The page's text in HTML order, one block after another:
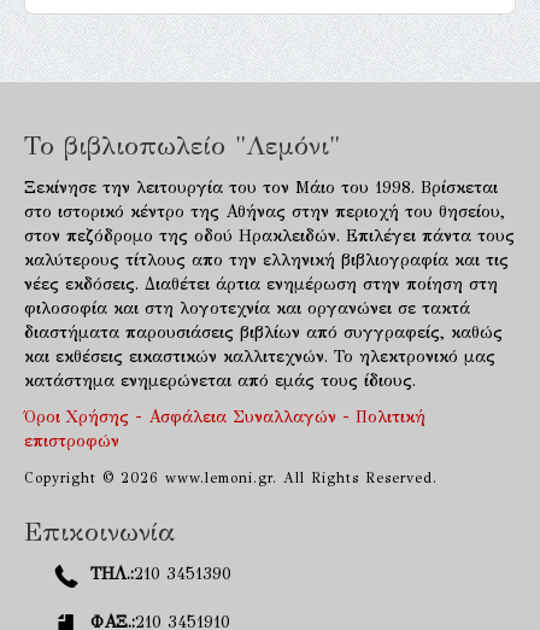
Το βιβλιοπωλείο "Λεμόνι"
Ξεκίνησε την λειτουργία του τον Μάιο του 1998. Βρίσκεται
στο ιστορικό κέντρο της Αθήνας στην περιοχή του θησείου,
στον πεζόδρομο της οδού Ηρακλειδών. Επιλέγει πάντα τους
καλύτερους τίτλους απο την ελληνική βιβλιογραφία και τις
νέες εκδόσεις. Διαθέτει άρτια ενημέρωση στην ποίηση στη
φιλοσοφία και στη λογοτεχνία και οργανώνει σε τακτά
διαστήματα παρουσιάσεις βιβλίων από συγγραφείς, καθώς
και εκθέσεις εικαστικών καλλιτεχνών. Το ηλεκτρονικό μας
κατάστημα ενημερώνεται από εμάς τους ίδιους.
Όροι Χρήσης - Ασφάλεια Συναλλαγών - Πολιτική
επιστροφών
Copyright © 2026 www.lemoni.gr. All Rights Reserved.
Επικοινωνία
ΤΗΛ.:210 3451390
ΦΑΞ.:210 3451910